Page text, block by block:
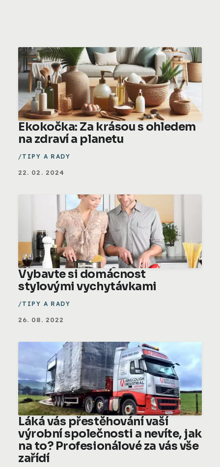
Ekokočka: Za krásou s ohledem
na zdraví a planetu
TIPY A RADY
22. 02. 2024
Vybavte si domácnost
stylovými vychytávkami
TIPY A RADY
26. 08. 2022
Láká vás přestěhování vaší
výrobní společnosti a nevíte, jak
na to? Profesionálové za vás vše
zařídí